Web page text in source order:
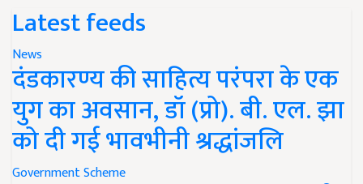
Latest feeds
News
दंडकारण्य की साहित्य परंपरा के एक
युग का अवसान, डॉ (प्रो). बी. एल. झा
को दी गई भावभीनी श्रद्धांजलि
Government Scheme